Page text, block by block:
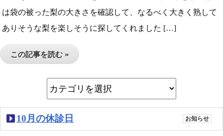
は袋の被った梨の大きさを確認して、なるべく大きく熟して
ありそうな梨を楽しそうに探してくれました […]
この記事を読む »
10月の休診日 お知らせ